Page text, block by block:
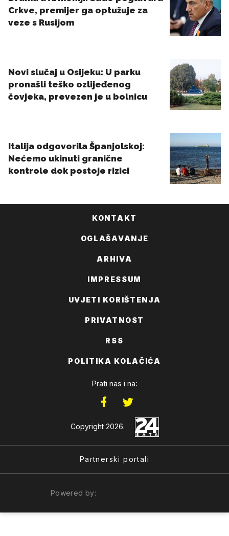
KONTAKT
OGLAŠAVANJE
ARHIVA
IMPRESSUM
UVJETI KORIŠTENJA
PRIVATNOST
RSS
POLITIKA KOLAČIĆA
Prati nas i na:
Copyright 2026.
Partnerski portali
Powered by: